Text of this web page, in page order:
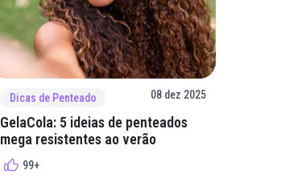
Dicas de Penteado 08 dez 2025
GelaCola: 5 ideias de penteados
mega resistentes ao verão
99+